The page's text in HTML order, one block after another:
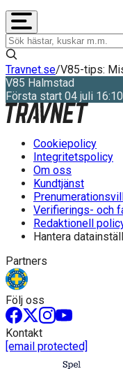
Travnet.se/V85-tips:
V85 Halmstad
Första start 04 juli 16:10
Cookiepolicy
Integritetspolicy
Om oss
Kundtjänst
Verifierings- och
Redaktionell
Hantera
Partners
Följ oss
Kontakt
[email protected]